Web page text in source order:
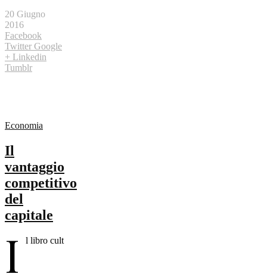
20 Giugno
2016
Facebook
Twitter Google
+ Linkedin
Tumblr
Economia
Il
vantaggio
competitivo
del
capitale
I l libro cult